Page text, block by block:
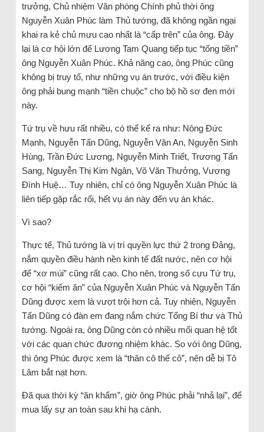
trưởng, Chủ nhiệm Văn phòng Chính phủ thời ông
Nguyễn Xuân Phúc làm Thủ tướng, đã không ngần ngại
khai ra kẻ chủ mưu cao nhất là “cấp trên” của ông. Đây
lại là cơ hội lớn để Lương Tam Quang tiếp tục “tống tiền”
ông Nguyễn Xuân Phúc. Khả năng cao, ông Phúc cũng
không bị truy tố, như những vụ án trước, với điều kiện
ông phải bung mạnh “tiền chuộc” cho bộ hồ sơ đen mới
này.
Tứ trụ về hưu rất nhiều, có thể kể ra như: Nông Đức
Mạnh, Nguyễn Tấn Dũng, Nguyễn Văn An, Nguyễn Sinh
Hùng, Trần Đức Lương, Nguyễn Minh Triết, Trương Tấn
Sang, Nguyễn Thị Kim Ngân, Võ Văn Thưởng, Vương
Đình Huệ… Tuy nhiên, chỉ có ông Nguyễn Xuân Phúc là
liên tiếp gặp rắc rối, hết vụ án này đến vụ án khác.
Vì sao?
Thực tế, Thủ tướng là vị trí quyền lực thứ 2 trong Đảng,
nắm quyền điều hành nền kinh tế đất nước, nên cơ hội
để “xơ múi” cũng rất cao. Cho nên, trong số cựu Tứ trụ,
cơ hội “kiếm ăn” của Nguyễn Xuân Phúc và Nguyễn Tấn
Dũng được xem là vượt trội hơn cả. Tuy nhiên, Nguyễn
Tấn Dũng có đàn em đang nắm chức Tổng Bí thư và Thủ
tướng. Ngoài ra, ông Dũng còn có nhiều mối quan hệ tốt
với các quan chức đương nhiệm khác. So với ông Dũng,
thì ông Phúc được xem là “thân cô thế cô”, nên dễ bị Tô
Lâm bắt nạt hơn.
Đã qua thời kỳ “ăn khẩm”, giờ ông Phúc phải “nhả lại”, để
mua lấy sự an toàn sau khi hạ cánh.